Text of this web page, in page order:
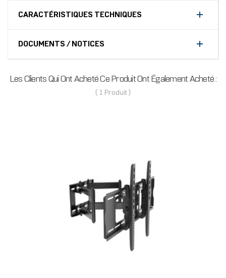
CARACTÉRISTIQUES TECHNIQUES
DOCUMENTS / NOTICES
Les Clients Qui Ont Acheté Ce Produit Ont Également Acheté :
( 1 Produit )